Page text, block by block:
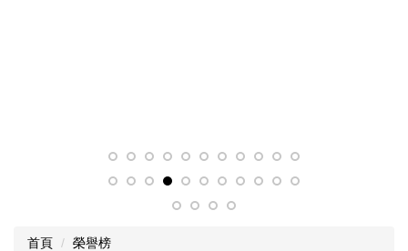
首頁 榮譽榜